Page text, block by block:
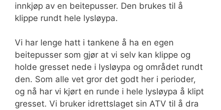
innkjøp av en beitepusser. Den brukes til å
klippe rundt hele lysløypa.
Vi har lenge hatt i tankene å ha en egen
beitepusser som gjør at vi selv kan klippe og
holde gresset nede i lysløypa og området rundt
den. Som alle vet gror det godt her i perioder,
og nå har vi kjørt en runde i hele lysløypa å klipt
gresset. Vi bruker idrettslaget sin ATV til å dra